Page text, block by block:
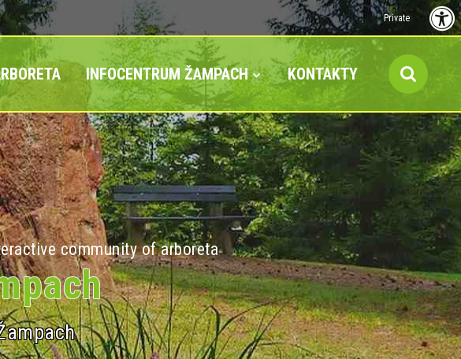
Private
INFOCENTRUM ŽAMPACH KONTAKTY
community of arboreta